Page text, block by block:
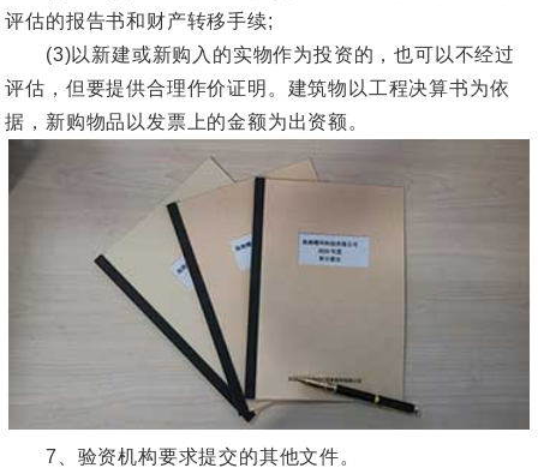
评估的报告书和财产转移手续;
(3)以新建或新购入的实物作为投资的，也可以不经过
评估，但要提供合理作价证明。建筑物以工程决算书为依
据，新购物品以发票上的金额为出资额。
7、验资机构要求提交的其他文件。